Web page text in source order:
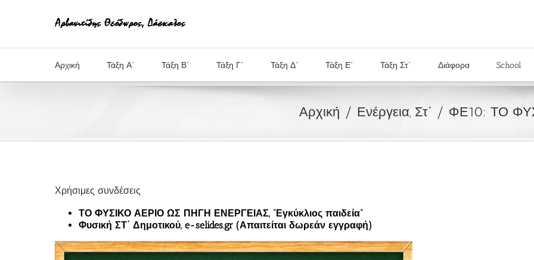
Αρχική Τάξη Α΄ Τάξη Β΄ Τάξη Γ΄ Τάξη Δ΄ Τάξη Ε΄ Τάξη Στ΄ Διάφορα School
Αρχική Ενέργεια, Στ΄ ΦΕ10: ΤΟ
Χρήσιμες συνδέσεις
ΤΟ ΦΥΣΙΚΟ ΑΕΡΙΟ ΩΣ ΠΗΓΗ ΕΝΕΡΓΕΙΑΣ, “Εγκύκλιος παιδεία”
Φυσική ΣΤ΄ Δημοτικού, e-selides.gr (Απαιτείται δωρεάν εγγραφή)